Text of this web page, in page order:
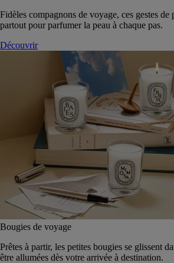
Fidèles compagnons de voyage, ces gestes de
partout pour parfumer la peau à chaque pas.
Découvrir
Bougies de voyage
Prêtes à partir, les petites bougies se glissent
être allumées dès votre arrivée à destination.